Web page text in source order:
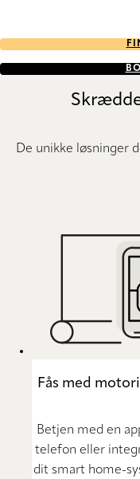
De unikke løsninger
Fås med
Betjen med en
telefon eller
dit smart home-